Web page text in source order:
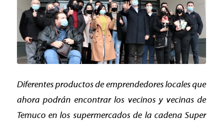
Diferentes productos de emprendedores locales que
ahora podrán encontrar los vecinos y vecinas de
Temuco en los supermercados de la cadena Super